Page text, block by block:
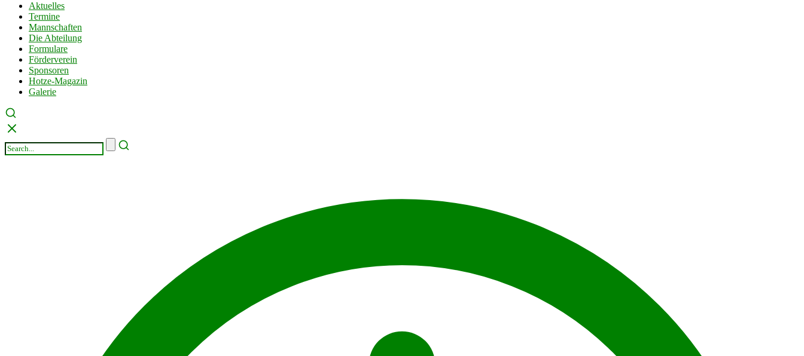
Aktuelles
Termine
Mannschaften
Die Abteilung
Formulare
Förderverein
Sponsoren
Hotze-Magazin
Galerie